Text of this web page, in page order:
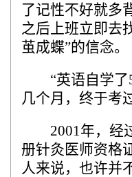
了记性不好就多
之后上班立即去
茧成蝶”的信念。
“英语自学了5
几个月，终于考
2001年，经过
册针灸医师资格
人来说，也许并